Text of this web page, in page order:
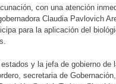
con una atención
Claudia Pavlovich
para la aplicación del
y la jefa de gobierno de
secretaria de